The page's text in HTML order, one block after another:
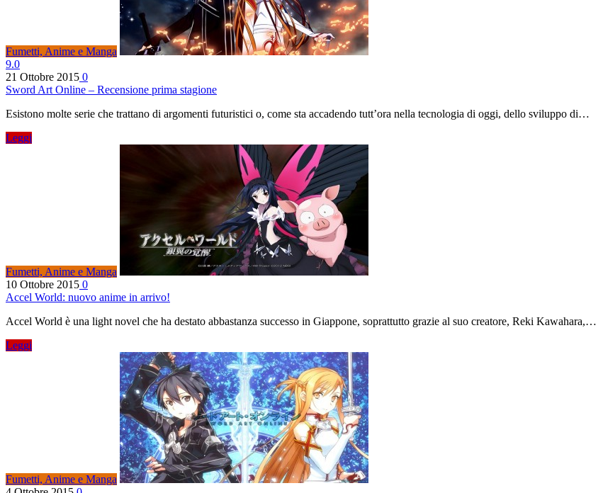
Fumetti, Anime e Manga
9.0
21 Ottobre 2015 0
Sword Art Online – Recensione prima stagione
Esistono molte serie che trattano di argomenti futuristici o, come sta accadendo tutt’ora nella tecnologia di oggi, dello sviluppo di…
Leggi
Fumetti, Anime e Manga
10 Ottobre 2015 0
Accel World: nuovo anime in arrivo!
Accel World è una light novel che ha destato abbastanza successo in Giappone, soprattutto grazie al suo creatore, Reki Kawahara,…
Leggi
Fumetti, Anime e Manga